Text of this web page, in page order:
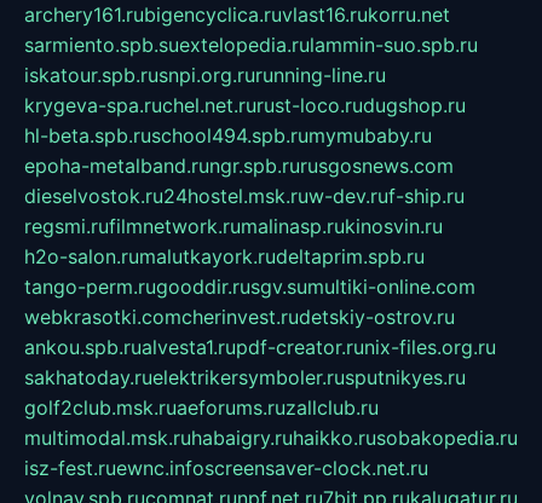
archery161.rubigencyclica.ruvlast16.rukorru.net
sarmiento.spb.suextelopedia.rulammin-suo.spb.ru
iskatour.spb.rusnpi.org.rurunning-line.ru
krygeva-spa.ruchel.net.rurust-loco.rudugshop.ru
hl-beta.spb.ruschool494.spb.rumymubaby.ru
epoha-metalband.rungr.spb.rurusgosnews.com
dieselvostok.ru24hostel.msk.ruw-dev.ruf-ship.ru
regsmi.rufilmnetwork.rumalinasp.rukinosvin.ru
h2o-salon.rumalutkayork.rudeltaprim.spb.ru
tango-perm.rugooddir.rusgv.sumultiki-online.com
webkrasotki.comcherinvest.rudetskiy-ostrov.ru
ankou.spb.rualvesta1.rupdf-creator.runix-files.org.ru
sakhatoday.ruelektrikersymboler.rusputnikyes.ru
golf2club.msk.ruaeforums.ruzallclub.ru
multimodal.msk.ruhabaigry.ruhaikko.rusobakopedia.ru
isz-fest.ruewnc.infoscreensaver-clock.net.ru